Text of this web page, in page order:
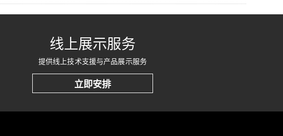
线上展示服务
提供线上技术支援与产品展示服务
立即安排